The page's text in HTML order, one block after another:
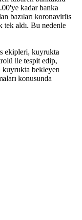
kadar banka
bazıları koronavirüs
tek aldı. Bu nedenle
ekipleri, kuyrukta
ile tespit edip,
kuyrukta bekleyen
konusunda